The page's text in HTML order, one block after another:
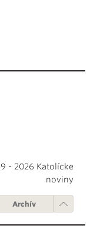
- 2026 Katolícke
noviny
Archív